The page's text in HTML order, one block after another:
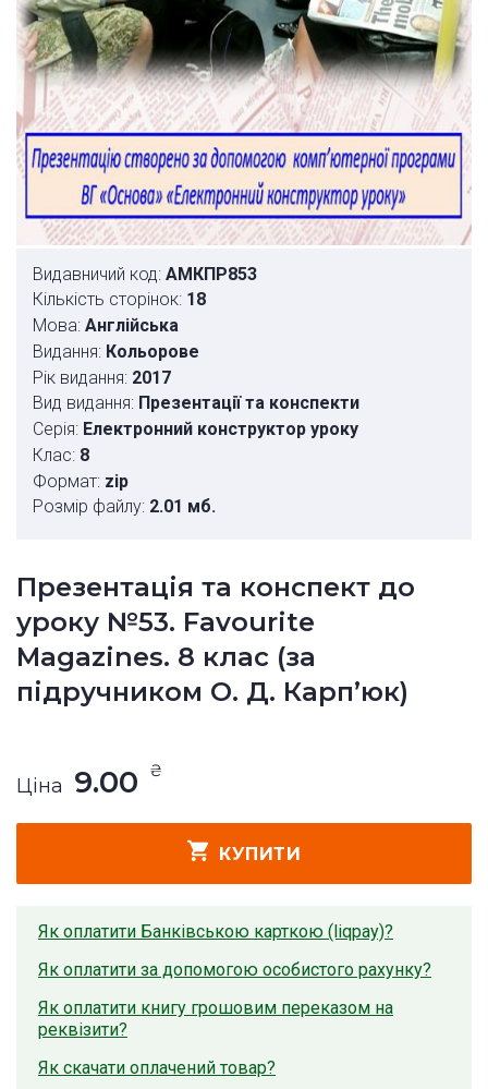
Видавничий код: АМКПР853
Кількість сторінок: 18
Мова: Англійська
Видання: Кольорове
Рік видання: 2017
Вид видання: Презентації та конспекти
Серія: Електронний конструктор уроку
Клас: 8
Формат: zip
Розмір файлу: 2.01 мб.
Презентація та конспект до
уроку №53. Favourite
Magazines. 8 клас (за
підручником О. Д. Карп’юк)
Ціна 9.00 ₴
КУПИТИ
Як оплатити Банківською карткою (liqpay)?
Як оплатити за допомогою особистого рахунку?
Як оплатити книгу грошовим переказом на
реквізити?
Як скачати оплачений товар?